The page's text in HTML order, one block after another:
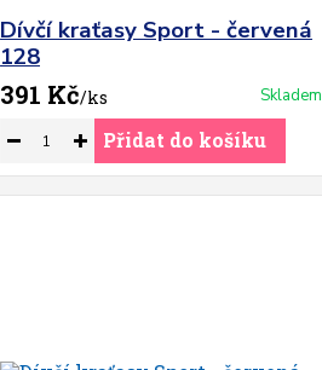
Dívčí kraťasy Sport - červená
128
391 Kč/ks Skladem
Přidat do košíku